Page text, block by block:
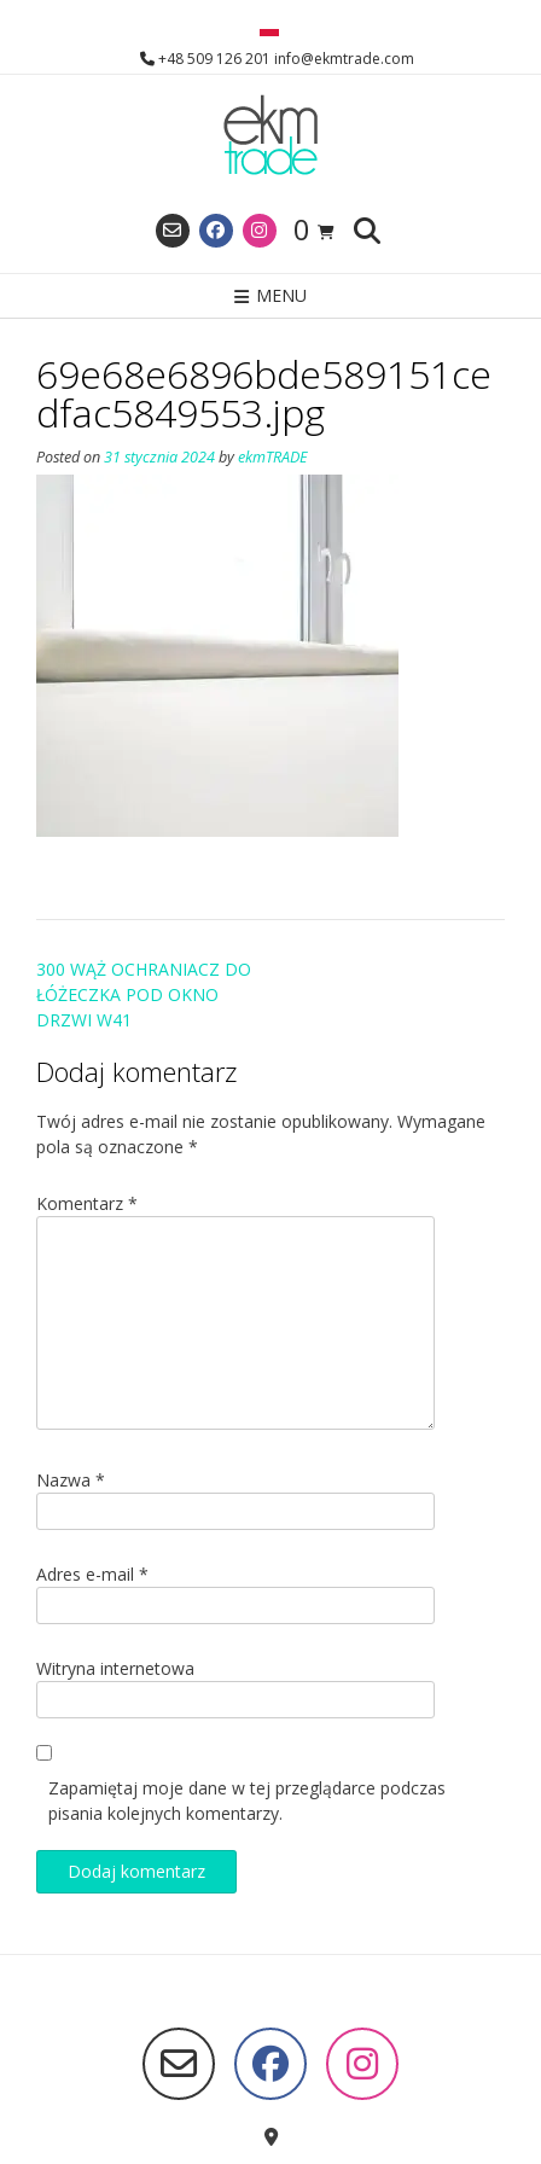
+48 509 126 201 info@ekmtrade.com
0
MENU
69e68e6896bde589151ce
dfac5849553.jpg
Posted on31 stycznia 2024byekmTRADE
Post
navigation
300 WĄŻ OCHRANIACZ DO
ŁÓŻECZKA POD OKNO
DRZWI W41
Dodaj komentarz
Twój adres e-mail nie zostanie opublikowany. Wymagane
pola są oznaczone *
Komentarz *
Nazwa *
Adres e-mail *
Witryna internetowa
Zapamiętaj moje dane w tej przeglądarce podczas
pisania kolejnych komentarzy.